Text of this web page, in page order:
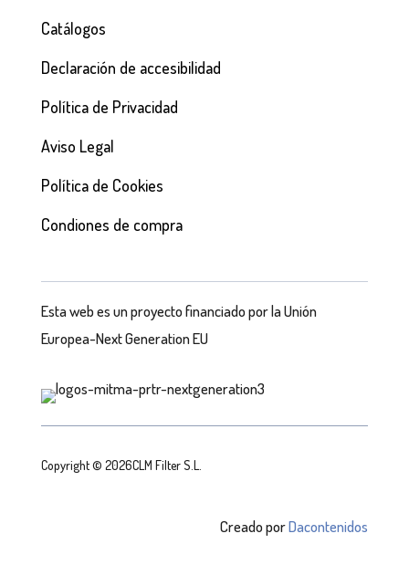
Catálogos
Declaración de accesibilidad
Política de Privacidad
Aviso Legal
Política de Cookies
Condiones de compra
Esta web es un proyecto financiado por la Unión
Europea-Next Generation EU
Copyright © 2026CLM Filter S.L.
Creado porDacontenidos